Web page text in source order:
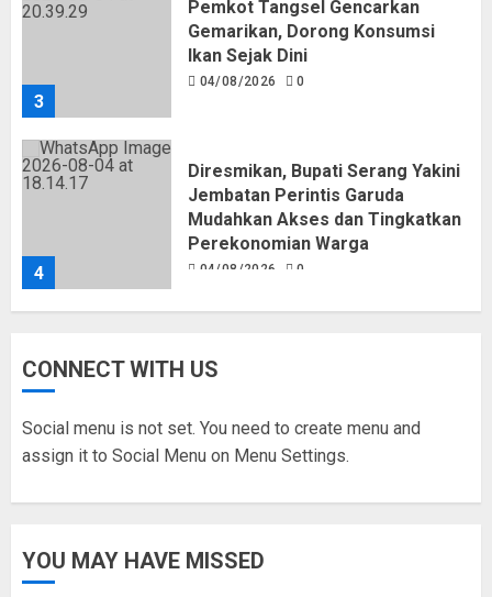
3
Pemkot Tangsel Gencarkan
Gemarikan, Dorong Konsumsi
Ikan Sejak Dini
04/08/2026 0
4
Diresmikan, Bupati Serang Yakini
Jembatan Perintis Garuda
Mudahkan Akses dan Tingkatkan
Perekonomian Warga
04/08/2026 0
Jadi Momentum Penguatan SDM
Kemerdekaan RI
CONNECT WITH US
Social menu is not set. You need to create menu and
assign it to Social Menu on Menu Settings.
YOU MAY HAVE MISSED